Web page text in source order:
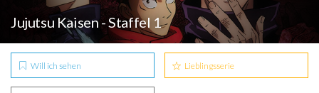
Jujutsu Kaisen - Staffel 1
Will ich sehen Lieblingsserie